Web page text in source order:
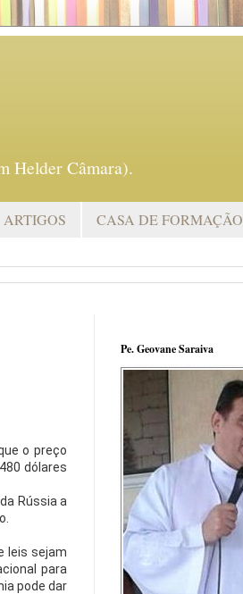
Helder Câmara).
ARTIGOS CASA DE FORMAÇÃO
o preço
dólares
Rússia a
leis sejam
para
pode dar
Pe. Geovane Saraiva